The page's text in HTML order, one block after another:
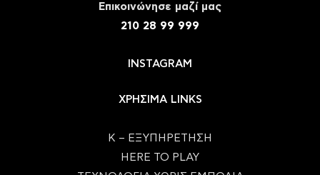
Eπικοινώνησε μαζί μας
210 28 99 999
INSTAGRAM
ΧΡΗΣΙΜΑ LINKS
Κ – ΕΞΥΠΗΡΕΤΗΣΗ
HERE TO PLAY